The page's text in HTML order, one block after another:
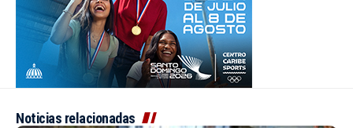
Noticias relacionadas